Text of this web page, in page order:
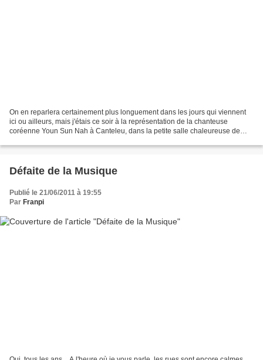
On en reparlera certainement plus longuement dans les jours qui viennent
ici ou ailleurs, mais j'étais ce soir à la représentation de la chanteuse
coréenne Youn Sun Nah à Canteleu, dans la petite salle chaleureuse de
Défaite de la Musique
Publié le 21/06/2011 à 19:55
Par Franpi